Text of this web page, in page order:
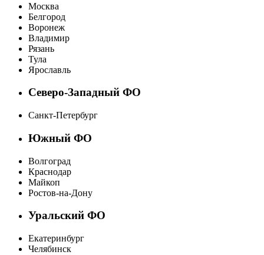
Москва
Белгород
Воронеж
Владимир
Рязань
Тула
Ярославль
Северо-Западный ФО
Санкт-Петербург
Южный ФО
Волгоград
Краснодар
Майкоп
Ростов-на-Дону
Уральский ФО
Екатеринбург
Челябинск